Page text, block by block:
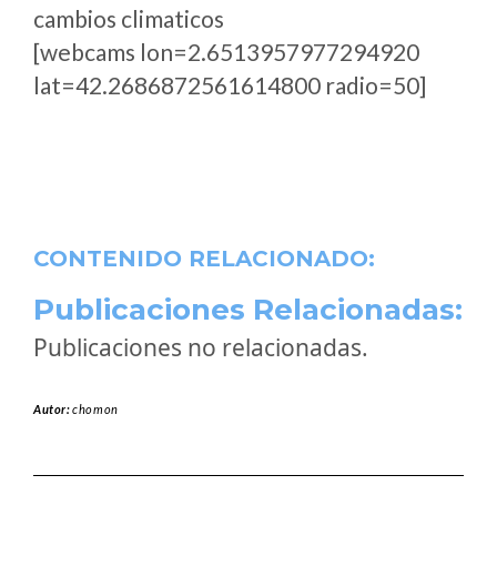
cambios climaticos
[webcams lon=2.6513957977294920
lat=42.2686872561614800 radio=50]
CONTENIDO RELACIONADO:
Publicaciones Relacionadas:
Publicaciones no relacionadas.
Autor:chomon